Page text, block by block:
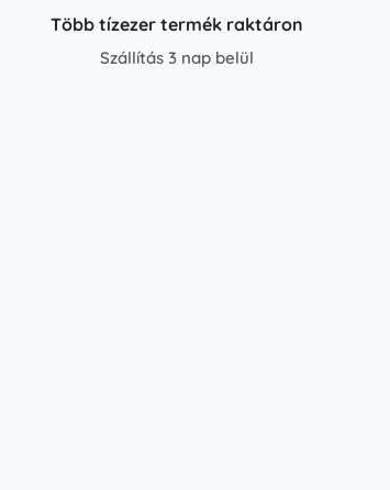
Több tízezer termék raktáron
Szállítás 3 nap belül